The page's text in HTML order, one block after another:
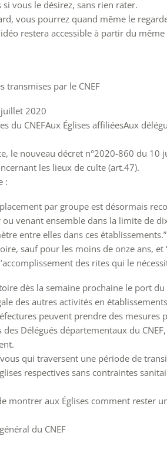
vous le désirez, sans rien rater.
vous pourrez quand même le
restera accessible à partir du même
par le CNEF
juillet 2020
du CNEFAux Églises affiliéesAux
le nouveau décret n°2020-860 du
les lieux de culte (art.47).
:
par groupe est désormais
venant ensemble dans la limite de
entre elles dans ces établissements.”
sauf pour les moins de onze ans, et
des rites qui le
dès la semaine prochaine le port
des autres activités en
peuvent prendre des
Délégués départementaux du
qui traversent une période de
respectives sans contraintes
montrer aux Églises comment rester
du CNEF